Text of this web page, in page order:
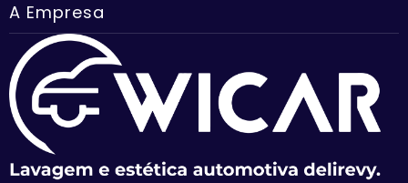
A Empresa